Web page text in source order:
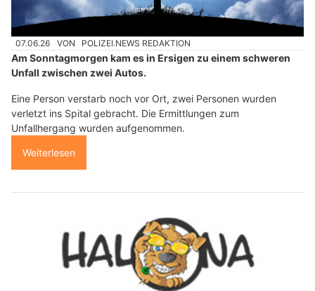
07.06.26 VON POLIZEI.NEWS REDAKTION
Am Sonntagmorgen kam es in Ersigen zu einem schweren
Unfall zwischen zwei Autos.
Eine Person verstarb noch vor Ort, zwei Personen wurden
verletzt ins Spital gebracht. Die Ermittlungen zum
Unfallhergang wurden aufgenommen.
Weiterlesen